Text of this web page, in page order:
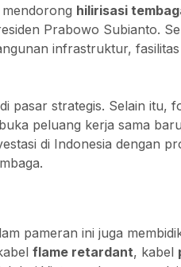
hilirisasi
Prabowo Subianto.
infrastruktur, fasilitas
pasar strategis. Selain itu,
peluang kerja sama
di Indonesia dengan
pameran ini juga
flame retardant, kabel